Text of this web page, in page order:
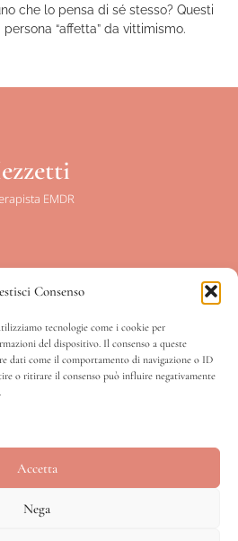
Consenso
tecnologie come i cookie per
del dispositivo. Il consenso a queste
dati come il comportamento di navigazione o ID
o ritirare il consenso può influire negativamente
Accetta
Nega
che lo pensa di sé stesso? Questi
“affetta” da vittimismo.
EMDR
12
– 20:00